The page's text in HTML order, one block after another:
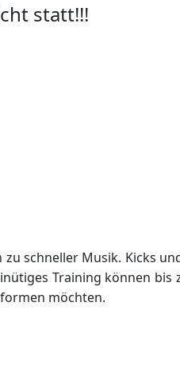
statt!!!
schneller Musik. Kicks
Training können bis
möchten.